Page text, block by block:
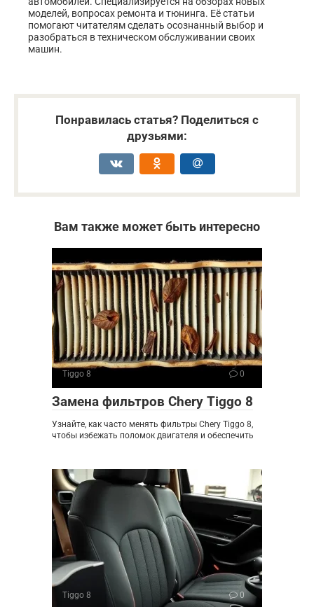
моделей, вопросах ремонта и тюнинга. Её статьи
помогают читателям сделать осознанный выбор и
разобраться в техническом обслуживании своих
машин.
Понравилась статья? Поделиться с
друзьями:
Вам также может быть интересно
Tiggo 8 0
Замена фильтров Chery Tiggo 8
Узнайте, как часто менять фильтры Chery Tiggo 8,
чтобы избежать поломок двигателя и обеспечить
Tiggo 8 0